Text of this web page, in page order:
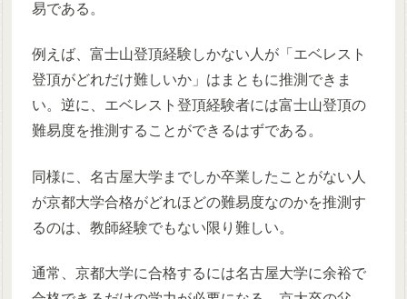
易である。
例えば、富士山登頂経験しかない人が「エベレスト
登頂がどれだけ難しいか」はまともに推測できま
い。逆に、エベレスト登頂経験者には富士山登頂の
難易度を推測することができるはずである。
同様に、名古屋大学までしか卒業したことがない人
が京都大学合格がどれほどの難易度なのかを推測す
るのは、教師経験でもない限り難しい。
通常、京都大学に合格するには名古屋大学に余裕で